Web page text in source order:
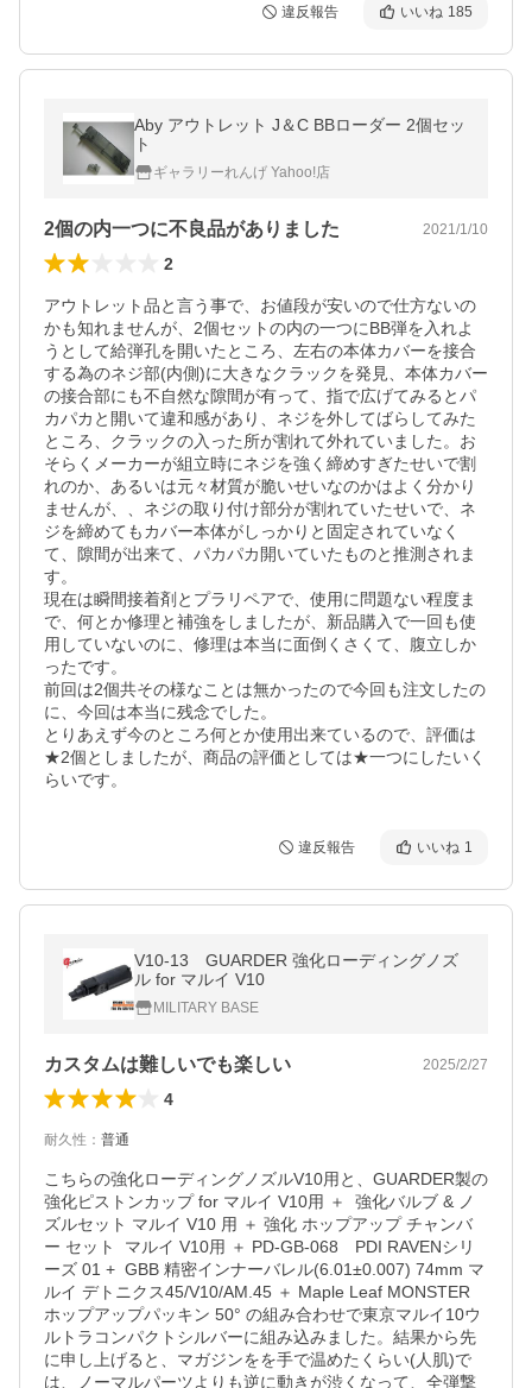
違反報告 いいね 185
Aby アウトレット J＆C BBローダー 2個セッ
ト
ギャラリーれんげ Yahoo!店
2個の内一つに不良品がありました 2021/1/10
2
アウトレット品と言う事で、お値段が安いので仕方ないの
かも知れませんが、2個セットの内の一つにBB弾を入れよ
うとして給弾孔を開いたところ、左右の本体カバーを接合
する為のネジ部(内側)に大きなクラックを発見、本体カバー
の接合部にも不自然な隙間が有って、指で広げてみるとパ
カパカと開いて違和感があり、ネジを外してばらしてみた
ところ、クラックの入った所が割れて外れていました。お
そらくメーカーが組立時にネジを強く締めすぎたせいで割
れのか、あるいは元々材質が脆いせいなのかはよく分かり
ませんが、、ネジの取り付け部分が割れていたせいで、ネ
ジを締めてもカバー本体がしっかりと固定されていなく
て、隙間が出来て、パカパカ開いていたものと推測されま
す。
現在は瞬間接着剤とプラリペアで、使用に問題ない程度ま
で、何とか修理と補強をしましたが、新品購入で一回も使
用していないのに、修理は本当に面倒くさくて、腹立しか
ったです。
前回は2個共その様なことは無かったので今回も注文したの
に、今回は本当に残念でした。
とりあえず今のところ何とか使用出来ているので、評価は
★2個としましたが、商品の評価としては★一つにしたいく
らいです。
違反報告 いいね 1
V10-13 GUARDER 強化ローディングノズ
ル for マルイ V10
MILITARY BASE
カスタムは難しいでも楽しい 2025/2/27
4
耐久性 ： 普通
こちらの強化ローディングノズルV10用と、GUARDER製の
強化ピストンカップ for マルイ V10用 ＋  強化バルブ & ノ
ズルセット マルイ V10 用 ＋ 強化 ホップアップ チャンバ
ー セット  マルイ V10用 ＋ PD-GB-068　PDI RAVENシリ
ーズ 01 +  GBB 精密インナーバレル(6.01±0.007) 74mm マ
ルイ デトニクス45/V10/AM.45 ＋ Maple Leaf MONSTER
ホップアップパッキン 50° の組み合わせで東京マルイ10ウ
ルトラコンパクトシルバーに組み込みました。結果から先
に申し上げると、マガジンをを手で温めたくらい(人肌)で
は、ノーマルパーツよりも逆に動きが渋くなって、全弾撃